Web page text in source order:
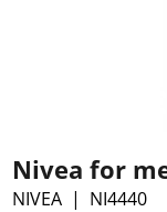
Nivea for
NIVEA NI4440